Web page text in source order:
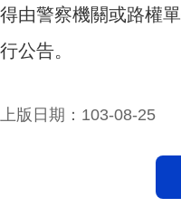
得由警察機關或路權
行公告。
上版日期：103-08-25